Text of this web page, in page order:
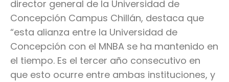
director general de la Universidad de
Concepción Campus Chillán, destaca que
“esta alianza entre la Universidad de
Concepción con el MNBA se ha mantenido en
el tiempo. Es el tercer año consecutivo en
que esto ocurre entre ambas instituciones, y